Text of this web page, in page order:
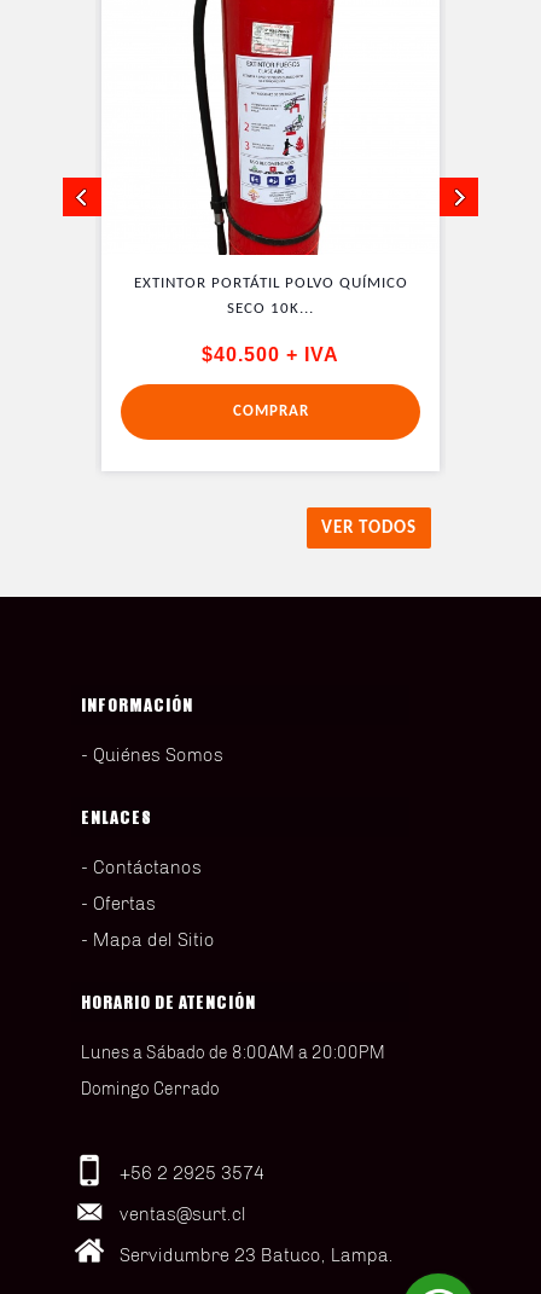
EXTINTOR PORTÁTIL POLVO QUÍMICO
SECO 10K...
$40.500 + IVA
COMPRAR
VER TODOS
INFORMACIÓN
Quiénes Somos
ENLACES
Contáctanos
Ofertas
Mapa del Sitio
HORARIO DE ATENCIÓN
Lunes a Sábado de 8:00AM a 20:00PM
Domingo Cerrado
+56 2 2925 3574
ventas@surt.cl
Servidumbre 23 Batuco, Lampa.